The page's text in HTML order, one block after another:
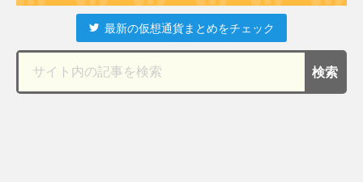
最新の仮想通貨まとめをチェック